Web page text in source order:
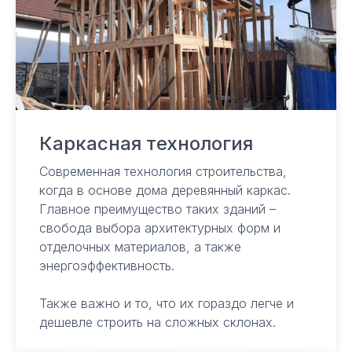
Каркасная технология
Современная технология строительства,
когда в основе дома деревянный каркас.
Главное преимущество таких зданий –
свобода выбора архитектурных форм и
отделочных материалов, а также
энергоэффективность.
Также важно и то, что их гораздо легче и
дешевле строить на сложных склонах.